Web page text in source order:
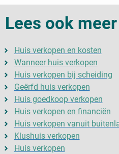
Lees ook
Huis verkopen en kosten
Wanneer huis verkopen
Huis verkopen bij scheiding
Geërfd huis verkopen
Huis goedkoop verkopen
Huis verkopen en financiën
Huis verkopen vanuit
Klushuis verkopen
Huis verkopen